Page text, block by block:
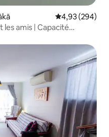
Évaluation
4,93 (294)
les amis | Capacité
appréciés